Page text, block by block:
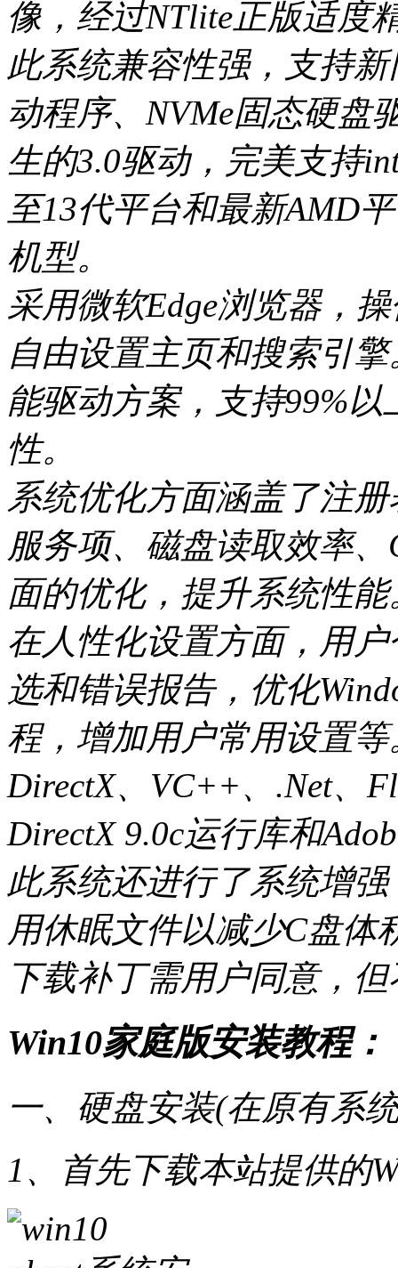
像，经过NTlite正版适度
此系统兼容性强，支持
动程序、NVMe固态硬盘
生的3.0驱动，完美支持
至13代平台和最新AMD
机型。
采用微软Edge浏览器，
自由设置主页和搜索引
能驱动方案，支持99%
性。
系统优化方面涵盖了注
服务项、磁盘读取效率
面的优化，提升系统性能
在人性化设置方面，用
选和错误报告，优化
程，增加用户常用设置
DirectX、VC++、.Net、
DirectX 9.0c运行库和
此系统还进行了系统增
用休眠文件以减少C盘体
下载补丁需用户同意，
Win10家庭版安装教程：
一、硬盘安装(在原有系
1、首先下载本站提供的